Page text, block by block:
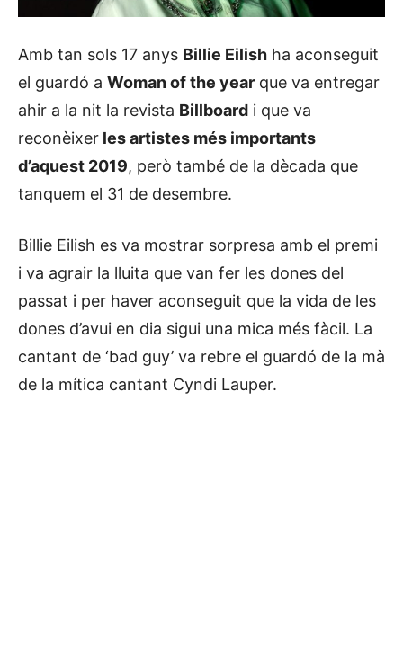
Amb tan sols 17 anys Billie Eilish ha aconseguit
el guardó a Woman of the year que va entregar
ahir a la nit la revista Billboard i que va
reconèixer les artistes més importants
d’aquest 2019, però també de la dècada que
tanquem el 31 de desembre.
Billie Eilish es va mostrar sorpresa amb el premi
i va agrair la lluita que van fer les dones del
passat i per haver aconseguit que la vida de les
dones d’avui en dia sigui una mica més fàcil. La
cantant de ‘bad guy’ va rebre el guardó de la mà
de la mítica cantant Cyndi Lauper.